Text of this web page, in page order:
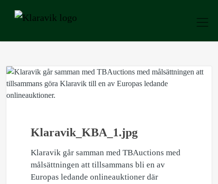
Klaravik_KBA_1.jpg
Klaravik går samman med TBAuctions med
målsättningen att tillsammans bli en av
Europas ledande onlineauktioner där